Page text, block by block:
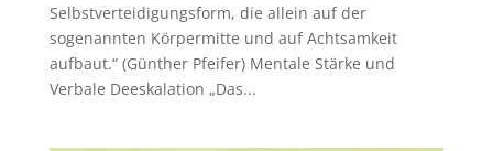
Selbstverteidigungsform, die allein auf der
sogenannten Körpermitte und auf Achtsamkeit
aufbaut.“ (Günther Pfeifer) Mentale Stärke und
Verbale Deeskalation „Das...